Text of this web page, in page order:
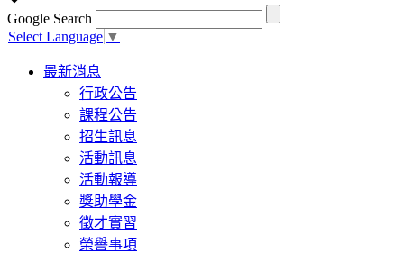
Google Search
Select Language ▼
Toggle
navigation
最新消息
行政公告
課程公告
招生訊息
活動訊息
活動報導
獎助學金
徵才實習
榮譽事項